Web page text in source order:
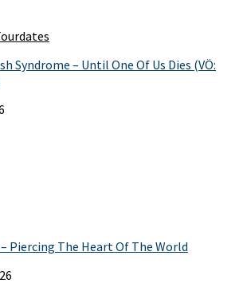
Syndrome – Until One Of Us Dies (VÖ:
Piercing The Heart Of The World